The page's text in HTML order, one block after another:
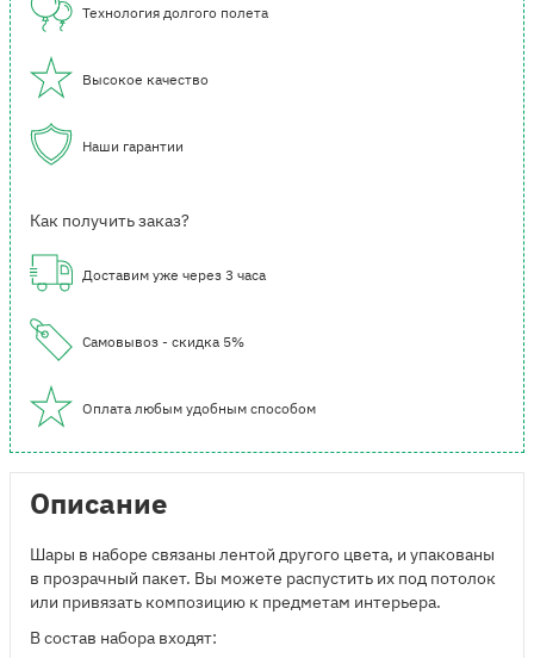
Технология долгого полета
Высокое качество
Наши гарантии
Как получить заказ?
Доставим уже через 3 часа
Самовывоз - скидка 5%
Оплата любым удобным способом
Описание
Шары в наборе связаны лентой другого цвета, и упакованы
в прозрачный пакет. Вы можете распустить их под потолок
или привязать композицию к предметам интерьера.
В состав набора входят: